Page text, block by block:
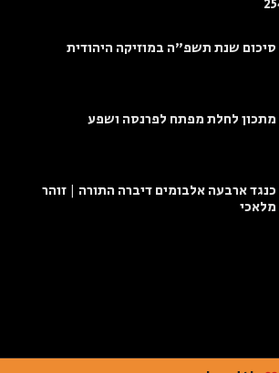
סיכום שנת תשפ"ה במוזיקה היהודית
מתכון לחלת מפתח לפרנסה ושפע
כנגד ארבעה אלבומים דיברה התורה | זוהר
מלאכי